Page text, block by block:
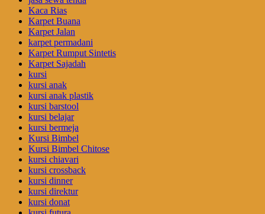
Kaca Rias
Karpet Buana
Karpet Jalan
karpet permadani
Karpet Rumput Sintetis
Karpet Sajadah
kursi
kursi anak
kursi anak plastik
kursi barstool
kursi belajar
kursi bermeja
Kursi Bimbel
Kursi Bimbel Chitose
kursi chiavari
kursi crossback
kursi dinner
kursi direktur
kursi donat